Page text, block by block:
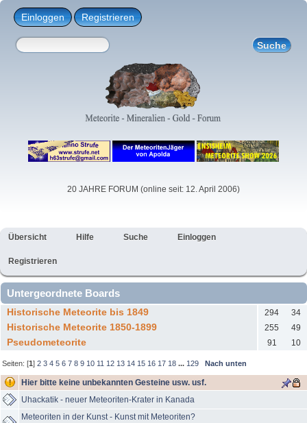
Einloggen Registrieren
20 JAHRE FORUM (online seit: 12. April 2006)
Übersicht Hilfe Suche Einloggen
Registrieren
Untergeordnete Boards
Historische Meteorite bis 1849 294 34
Historische Meteorite 1850-1899 255 49
Pseudometeorite 91 10
Seiten: [1]2 3 4 5 6 7 8 9 10 11 12 13 14 15 16 17 18 ... 129 Nach unten
Hier bitte keine unbekannten Gesteine usw. usf.
Uhackatik - neuer Meteoriten-Krater in Kanada
Meteoriten in der Kunst - Kunst mit Meteoriten?